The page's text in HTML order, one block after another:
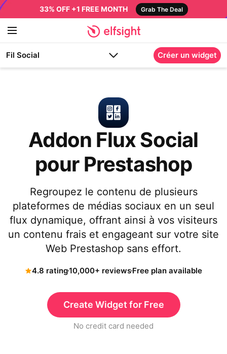
33% OFF +1 FREE MONTH Grab The Deal
Fil Social Créer un widget
Addon Flux Social
pour Prestashop
Regroupez le contenu de plusieurs
plateformes de médias sociaux en un seul
flux dynamique, offrant ainsi à vos visiteurs
un contenu frais et engageant sur votre site
Web Prestashop sans effort.
4.8 rating10,000+ reviewsFree plan available
Create Widget for Free
No credit card needed